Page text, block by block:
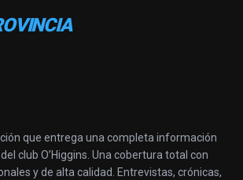
que entrega una completa información
club O’Higgins. Una cobertura total con
y de alta calidad. Entrevistas, crónicas,